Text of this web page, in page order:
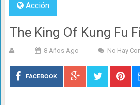
Acción
The King Of Kung Fu
8 Años Ago No Hay
FACEBOOK